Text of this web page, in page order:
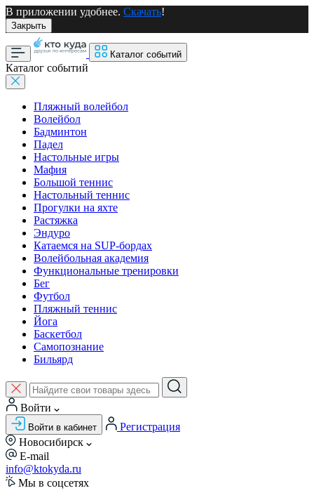
В приложении удобнее. Скачать!
Закрыть
Каталог событий
Каталог событий
Пляжный волейбол
Волейбол
Бадминтон
Падел
Настольные игры
Мафия
Большой теннис
Настольный теннис
Прогулки на яхте
Растяжка
Эндуро
Катаемся на SUP-бордах
Волейбольная академия
Функциональные тренировки
Бег
Футбол
Пляжный теннис
Йога
Баскетбол
Самопознание
Бильярд
Войти
Войти в кабинет
Регистрация
Новосибирск
E-mail
info@ktokyda.ru
Мы в соцсетях